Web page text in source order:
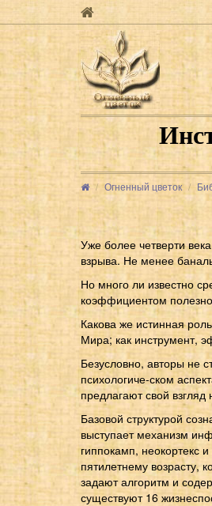
Огненный цветок
Уже более четверти
взрыва. Не менее
Но много ли известно
коэффициентом
Какова же истинная
Мира; как инструмент,
Безусловно, авторы не
психологиче-ском
предлагают свой
Базовой структурой
выступает механизм
гиппокамп,
пятилетнему возрасту,
задают алгоритм и
существуют 16